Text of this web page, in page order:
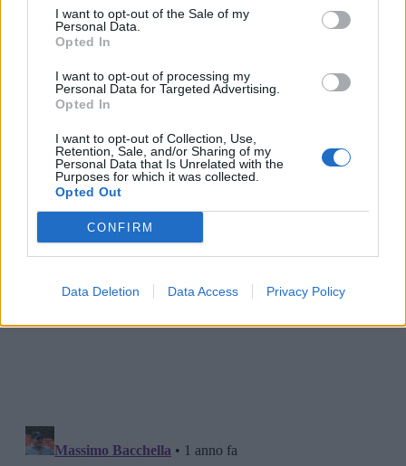
I want to opt-out of the Sale of my
Personal Data.
Opted In
I want to opt-out of processing my
Personal Data for Targeted Advertising.
Opted In
I want to opt-out of Collection, Use,
Retention, Sale, and/or Sharing of my
Personal Data that Is Unrelated with the
Purposes for which it was collected.
Opted Out
CONFIRM
Data Deletion Data Access Privacy Policy